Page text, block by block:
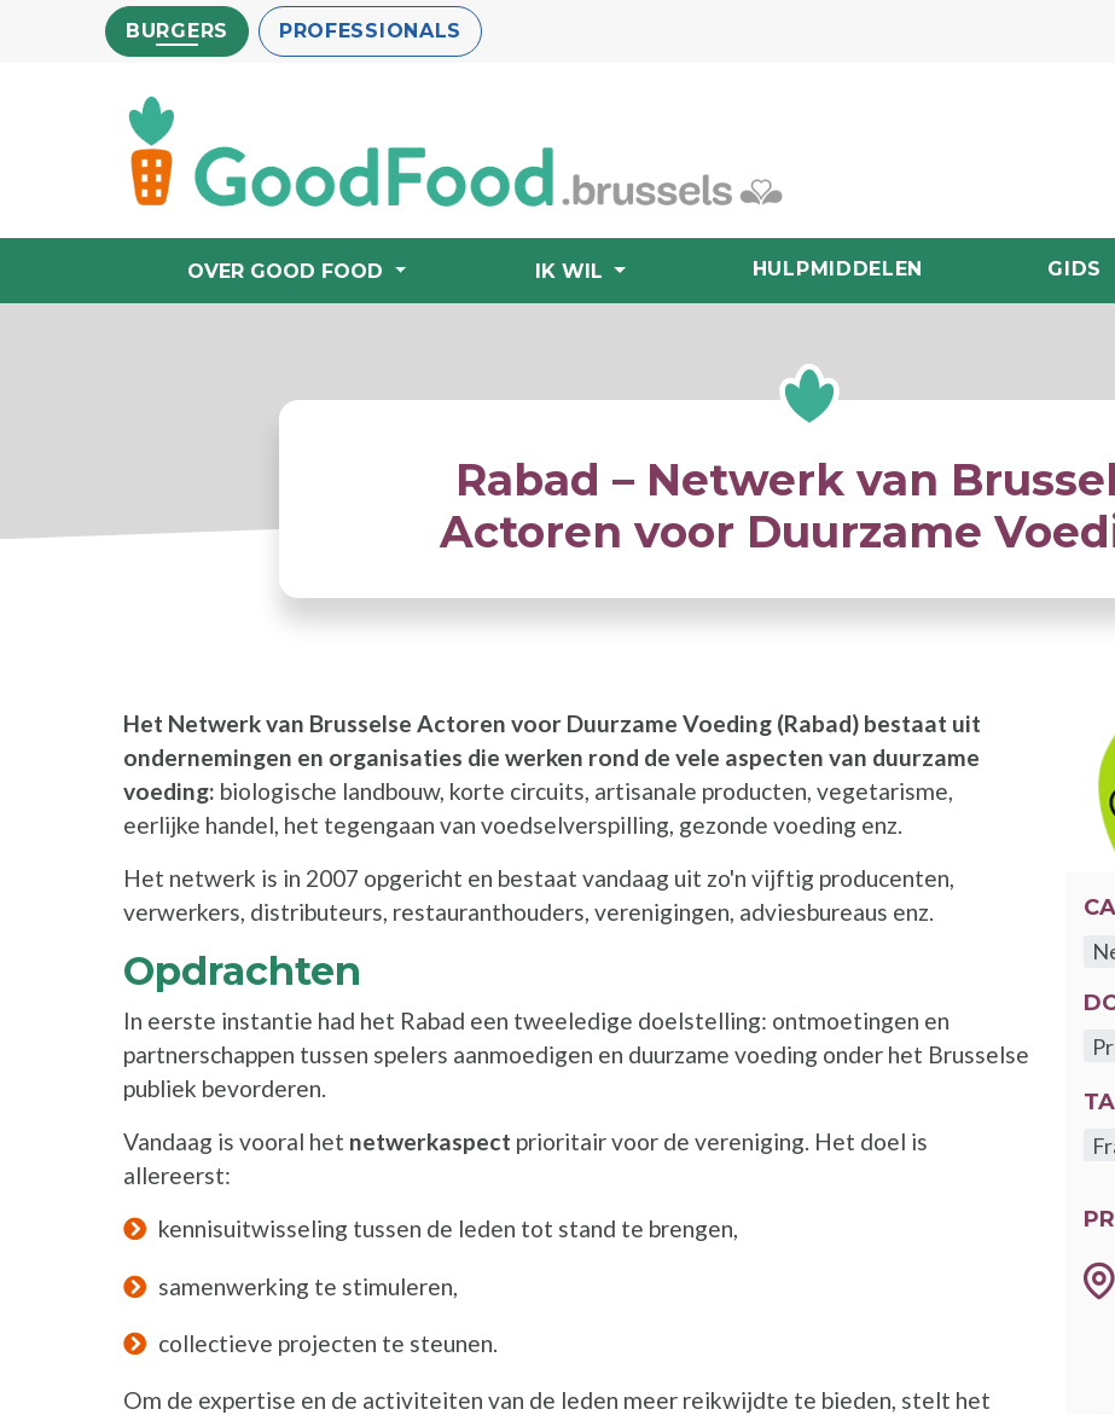
BURGERS PROFESSIONALS
OVER GOOD FOOD IK WIL HULPMIDDELEN GIDS
Rabad – Netwerk van
Actoren voor Duurzame
Het Netwerk van Brusselse Actoren voor Duurzame Voeding (Rabad) bestaat uit
ondernemingen en organisaties die werken rond de vele aspecten van duurzame
voeding: biologische landbouw, korte circuits, artisanale producten, vegetarisme,
eerlijke handel, het tegengaan van voedselverspilling, gezonde voeding enz.
Het netwerk is in 2007 opgericht en bestaat vandaag uit zo'n vijftig producenten,
verwerkers, distributeurs, restauranthouders, verenigingen, adviesbureaus enz.
Opdrachten
In eerste instantie had het Rabad een tweeledige doelstelling: ontmoetingen en
partnerschappen tussen spelers aanmoedigen en duurzame voeding onder het Brusselse
publiek bevorderen.
Vandaag is vooral het netwerkaspect prioritair voor de vereniging. Het doel is
allereerst:
kennisuitwisseling tussen de leden tot stand te brengen,
samenwerking te stimuleren,
collectieve projecten te steunen.
Om de expertise en de activiteiten van de leden meer reikwijdte te bieden, stelt het